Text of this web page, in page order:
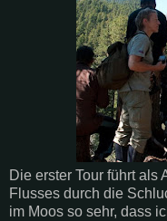
Die erster Tour führt als
Flusses durch die
im Moos so sehr, dass